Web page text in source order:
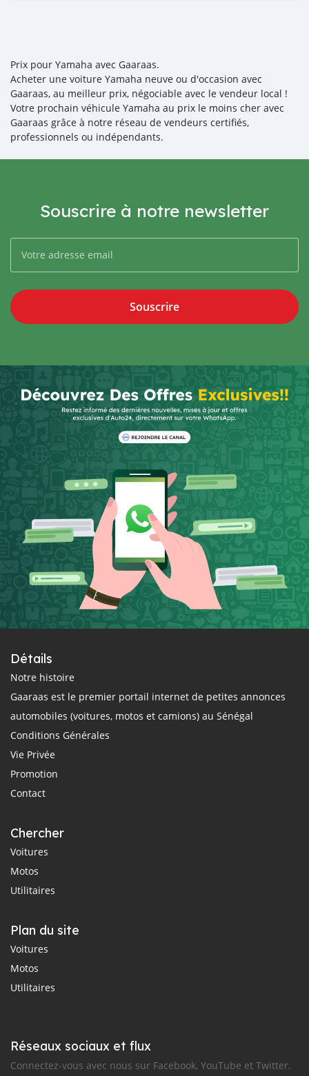
Prix pour Yamaha avec Gaaraas.
Acheter une voiture Yamaha neuve ou d'occasion avec
Gaaraas, au meilleur prix, négociable avec le vendeur local !
Votre prochain véhicule Yamaha au prix le moins cher avec
Gaaraas grâce à notre réseau de vendeurs certifiés,
professionnels ou indépendants.
Souscrire à notre newsletter
Souscrire
Détails
Notre histoire
Gaaraas est le premier portail internet de petites annonces
automobiles (voitures, motos et camions) au Sénégal
Conditions Générales
Vie Privée
Promotion
Contact
Chercher
Voitures
Motos
Utilitaires
Plan du site
Voitures
Motos
Utilitaires
Réseaux sociaux et flux
Connectez-vous avec nous sur Facebook, YouTube et Twitter.